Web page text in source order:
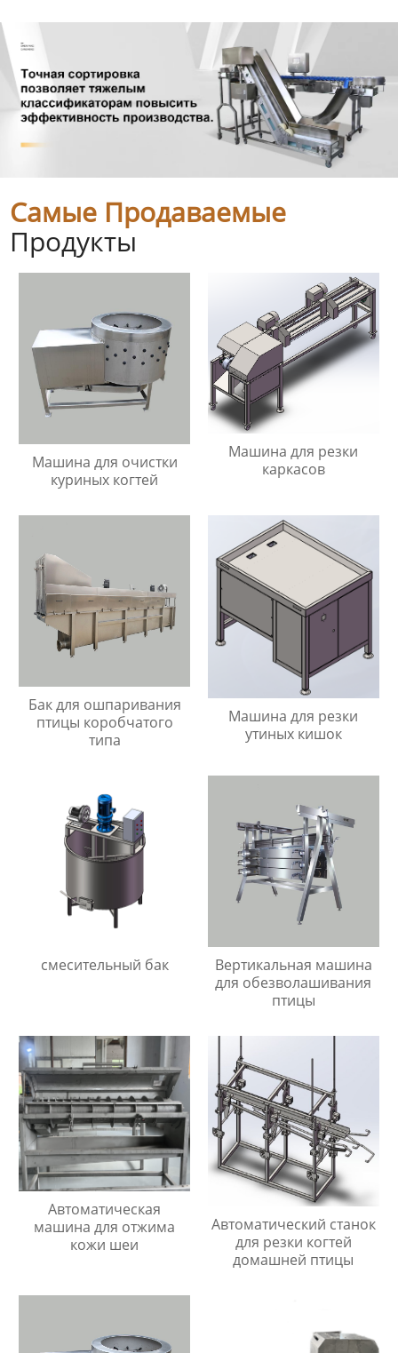
Самые Продаваемые
Продукты
Машина для очистки
куриных когтей
Машина для резки
каркасов
Бак для ошпаривания
птицы коробчатого
типа
Машина для резки
утиных кишок
смесительный бак
Вертикальная машина
для обезволашивания
птицы
Автоматическая
машина для отжима
кожи шеи
Автоматический станок
для резки когтей
домашней птицы